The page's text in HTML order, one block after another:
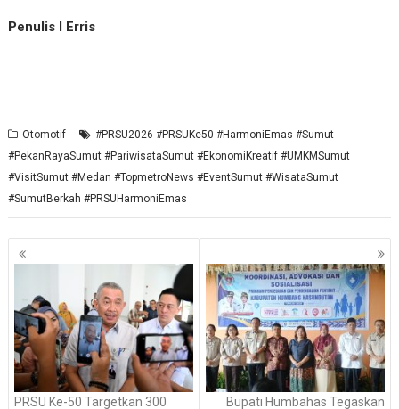
Penulis I Erris
Otomotif
#PRSU2026 #PRSUKe50 #HarmoniEmas #Sumut
#PekanRayaSumut #PariwisataSumut #EkonomiKreatif #UMKMSumut
#VisitSumut #Medan #TopmetroNews #EventSumut #WisataSumut
#SumutBerkah #PRSUHarmoniEmas
Navigasi
pos
PRSU Ke-50 Targetkan 300 Bupati Humbahas Tegaskan